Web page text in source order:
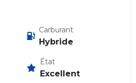
Carburant
Hybride
État
Excellent